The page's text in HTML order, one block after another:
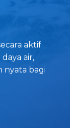
aktif
air,
nyata bagi